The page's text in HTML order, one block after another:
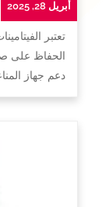
أبريل 28, 2025
تعتبر
الحفاظ على
دعم جهاز